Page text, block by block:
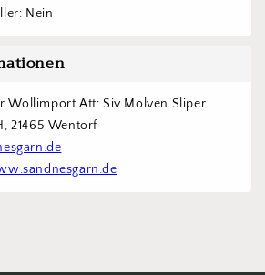
Nein
Wollimport Att: Siv Molven Sliper
21465 Wentorf